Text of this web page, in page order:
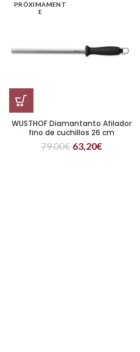
PRÓXIMAMENT
E
WUSTHOF Diamantanto Afilador
fino de cuchillos 26 cm
79,00€ 63,20€